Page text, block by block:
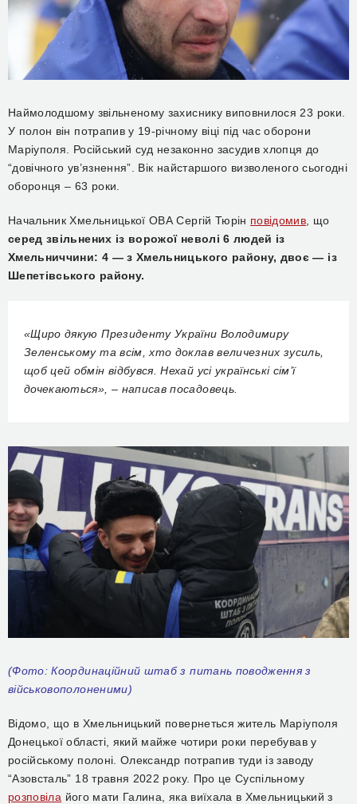
Наймолодшому звільненому захиснику виповнилося 23 роки.
У полон він потрапив у 19-річному віці під час оборони
Маріуполя. Російський суд незаконно засудив хлопця до
“довічного ув’язнення”. Вік найстаршого визволеного сьогодні
оборонця – 63 роки.
Начальник Хмельницької ОВА Сергій Тюрін повідомив , що
серед звільнених із ворожої неволі 6 людей із
Хмельниччини: 4 — з Хмельницького району, двоє — із
Шепетівського району.
«Щиро дякую Президенту України Володимиру
Зеленському та всім, хто доклав величезних зусиль,
щоб цей обмін відбувся. Нехай усі українські сім’ї
дочекаються», – написав посадовець.
(Фото: Координаційний штаб з питань поводження з
військовополоненими)
Відомо, що в Хмельницький повернеться житель Маріуполя
Донецької області, який майже чотири роки перебував у
російському полоні. Олександр потрапив туди із заводу
“Азовсталь” 18 травня 2022 року. Про це Суспільному
розповіла його мати Галина, яка виїхала в Хмельницький з